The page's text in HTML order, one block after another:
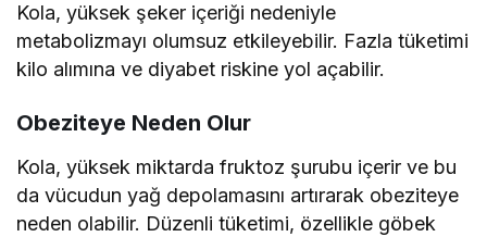
Kola, yüksek şeker içeriği nedeniyle
metabolizmayı olumsuz etkileyebilir. Fazla tüketimi
kilo alımına ve diyabet riskine yol açabilir.
Obeziteye Neden Olur
Kola, yüksek miktarda fruktoz şurubu içerir ve bu
da vücudun yağ depolamasını artırarak obeziteye
neden olabilir. Düzenli tüketimi, özellikle göbek